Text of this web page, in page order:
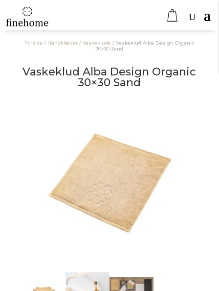
Forside / Håndklæder /Vaskeklude /Vaskeklud Alba Design Organic
30×30 Sand
Vaskeklud Alba Design Organic
30×30 Sand